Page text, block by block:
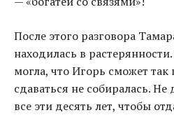
После этого разговора
находилась в
могла, что Игорь сможет
сдаваться не собиралась. Не
все эти десять лет, чтобы